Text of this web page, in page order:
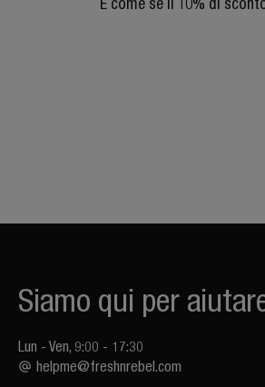
E come se il 10% di
Siamo qui per
Lun - Ven, 9:00 - 17:30
helpme@freshnrebel.com